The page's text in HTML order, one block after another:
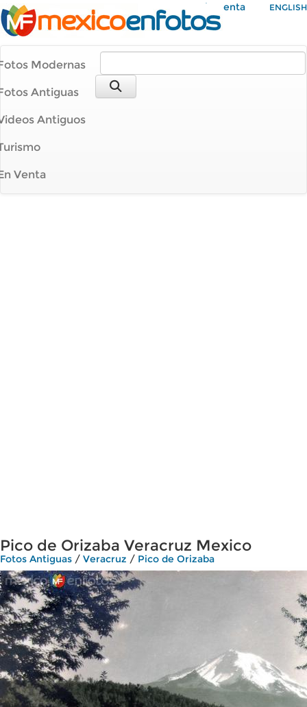
Mi Cuenta ENGLISH
Modernas
Antiguas
Antiguos
Venta
Pico de Orizaba Veracruz Mexico
Fotos Antiguas / Veracruz / Pico de Orizaba